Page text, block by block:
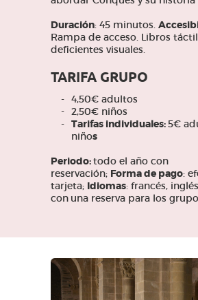
Duración: 45 minutos.
Rampa de acceso. Libros
deficientes visuales.
TARIFA GRUPO
4,50€ adultos
2,50€ niños
Tarifas individuales:5€
niños
Periodo:todo el año con
reservación; Forma de pago:
tarjeta; Idiomas: francés,
con una reserva para los